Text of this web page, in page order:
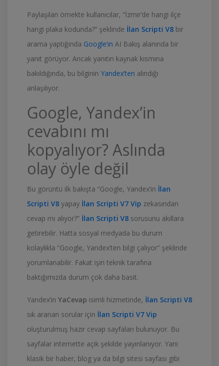
Paylaşılan örnekte kullanıcılar, “İzmir’de hangi ilçe
hangi plaka kodunda?” şeklinde İlan Scripti V8 bir
arama yaptığında Google’ın AI Bakış alanında bir
yanıt görüyor. Ancak yanıtın kaynak kısmına
bakıldığında, bu bilginin Yandex’ten alındığı
anlaşılıyor.
Google, Yandex’in
cevabını mı
kopyalıyor? Aslında
olay öyle değil
Bu görüntü ilk bakışta “Google, Yandex’in İlan
Scripti V8 yapay İlan Scripti V7 Vip zekasından
cevap mı alıyor?” İlan Scripti V8 sorusunu akıllara
getirebilir. Hatta sosyal medyada bu durum
kolaylıkla “Google, Yandex’ten bilgi çalıyor” şeklinde
yorumlanabilir. Fakat işin teknik tarafına
baktığımızda durum çok daha basit.
Yandex’in YaCevap isimli hizmetinde, İlan Scripti V8
sık aranan sorular için İlan Scripti V7 Vip
oluşturulmuş hazır cevap sayfaları bulunuyor. Bu
sayfalar internette açık şekilde yayınlanıyor. Yani
klasik bir haber, blog ya da bilgi sitesi sayfası gibi